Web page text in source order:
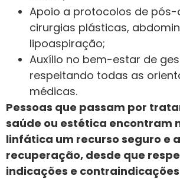
Apoio a protocolos de
cirurgias plásticas,
lipoaspiração;
Auxílio no bem-estar de
respeitando todas as
médicas.
Pessoas que passam por
saúde ou estética encontram
linfática um recurso seguro e
recuperação, desde que
indicações e